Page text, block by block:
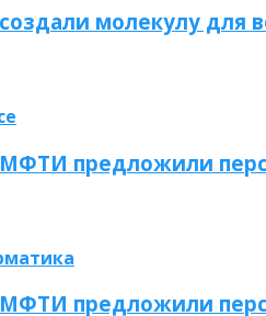
молекулу для
предложили
предложили